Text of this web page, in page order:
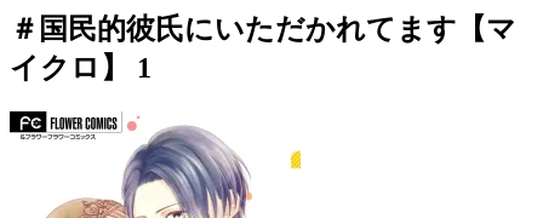
＃国民的彼氏にいただかれてます【マ
イクロ】 1